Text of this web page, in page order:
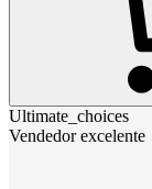
Ultimate_choices
Vendedor excelente